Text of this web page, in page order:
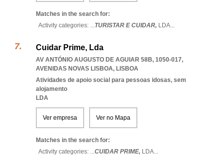
Matches in the search for:
Activity categories: ...TURISTAR E CUIDAR, LDA...
Cuidar Prime, Lda
AV ANTÓNIO AUGUSTO DE AGUIAR 58B, 1050-017,
AVENIDAS NOVAS LISBOA, LISBOA
Atividades de apoio social para pessoas idosas, sem
alojamento
LDA
Ver empresa Ver no Mapa
Matches in the search for:
Activity categories: ...CUIDAR PRIME, LDA...